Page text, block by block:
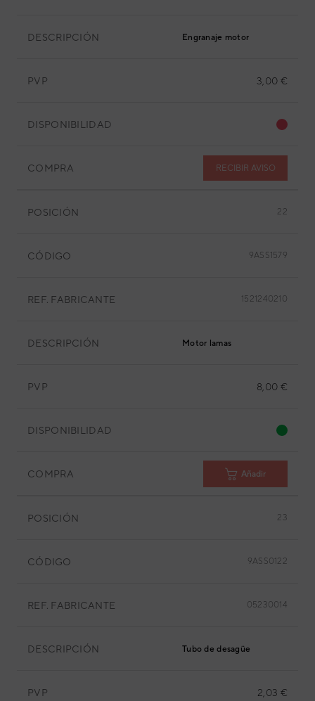
DESCRIPCIÓN Engranaje motor
PVP 3,00 €
DISPONIBILIDAD
COMPRA RECIBIR AVISO
POSICIÓN 22
CÓDIGO 9ASS1579
REF. FABRICANTE 1521240210
DESCRIPCIÓN Motor lamas
PVP 8,00 €
DISPONIBILIDAD
COMPRA Añadir
POSICIÓN 23
CÓDIGO 9ASS0122
REF. FABRICANTE 05230014
DESCRIPCIÓN Tubo de desagüe
PVP 2,03 €